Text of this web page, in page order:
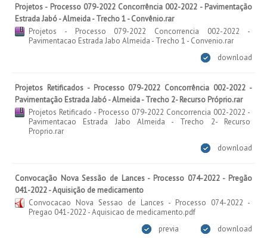
Projetos - Processo 079-2022 Concorrência 002-2022 - Pavimentação
Estrada Jabó - Almeida - Trecho 1 - Convênio.rar
Projetos - Processo 079-2022 Concorrencia 002-2022 -
Pavimentacao Estrada Jabo Almeida - Trecho 1 - Convenio.rar
download
Projetos Retificados - Processo 079-2022 Concorrência 002-2022 -
Pavimentação Estrada Jabó - Almeida - Trecho 2- Recurso Próprio.rar
Projetos Retificado - Processo 079-2022 Concorrencia 002-2022 -
Pavimentacao Estrada Jabo Almeida - Trecho 2- Recurso
Proprio.rar
download
Convocação Nova Sessão de Lances - Processo 074-2022 - Pregão
041-2022 - Aquisição de medicamento
Convocacao Nova Sessao de Lances - Processo 074-2022 -
Pregao 041-2022 - Aquisicao de medicamento.pdf
download
previa